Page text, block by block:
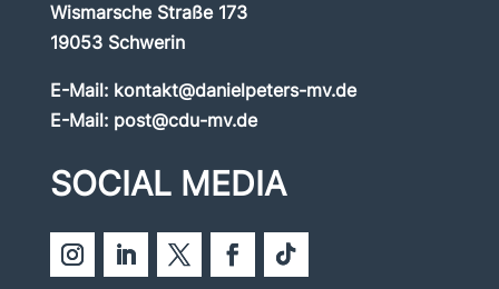
Wismarsche Straße 173
19053 Schwerin
E-Mail: kontakt@danielpeters-mv.de
E-Mail: post@cdu-mv.de
SOCIAL MEDIA